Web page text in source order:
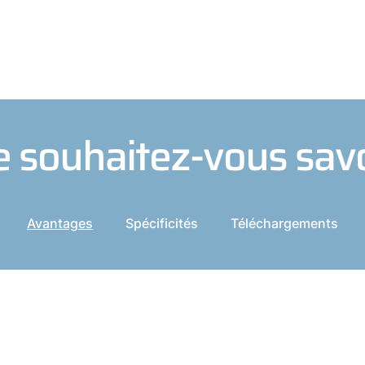
souhaitez-vous
Avantages Spécificités Téléchargements